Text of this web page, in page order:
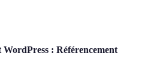
: Référencement